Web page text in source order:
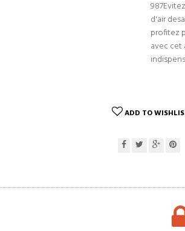
d'air
profitez
avec cet
ADD TO